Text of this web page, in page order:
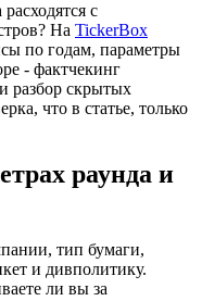
с
На TickerBox
по годам, параметры
- фактчекинг
разбор скрытых
что в статье, только
раунда и
тип бумаги,
и дивполитику.
ли вы за